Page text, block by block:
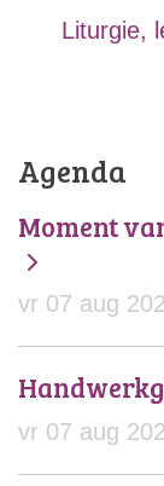
Liturgie,
Agenda
Moment
vr 07 aug
vr 07 aug